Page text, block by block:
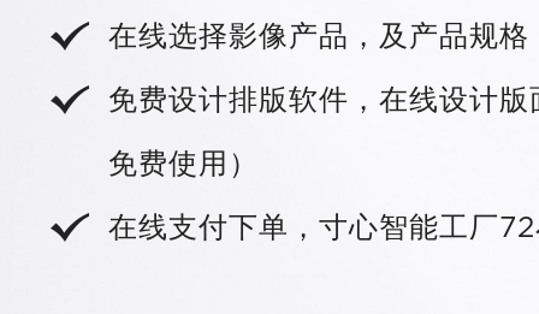
在线选择影像产品，及产品规
免费设计排版软件，在线设计
免费使用）
在线支付下单，寸心智能工厂